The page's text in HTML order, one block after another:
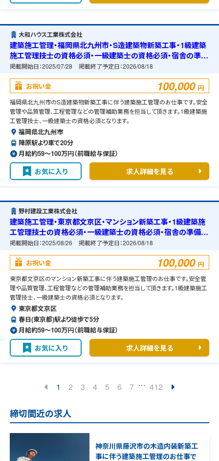
大和ハウス工業株式会社
建築施工管理・福岡県北九州市・S造建築物新築工事・1級建築
施工管理技士の資格必須・一級建築士の資格必須・宿舎の準備
可能
掲載開始日：2025/07/28 掲載終了予定日：2026/08/18
お祝い金 100,000 円
福岡県北九州市のS造建築物新築工事に伴う建築施工管理のお仕事です。安全
管理や品質管理、工程管理などの管理補助業務を担当して頂きます。1級建築施
工管理技士、一級建築士の資格必須となります。
福岡県北九州市
陣原駅より車で20分
月給約59〜100万円（前職給与保証）
お気に入り 求人詳細を見る
野村建設工業株式会社
建築施工管理・東京都文京区・マンション新築工事・1級建築施
工管理技士の資格必須・一級建築士の資格必須・宿舎の準備可
能
掲載開始日：2025/08/26 掲載終了予定日：2026/08/18
お祝い金 100,000 円
東京都文京区のマンション新築工事に伴う建築施工管理のお仕事です。安全管
理や品質管理、工程管理などの管理補助業務を担当して頂きます。1級建築施工
管理技士、一級建築士の資格必須となります。
東京都文京区
春日(東京都)駅より徒歩で5分
月給約59〜100万円（前職給与保証）
お気に入り 求人詳細を見る
1 2 3 4 5 6 7 … 412
締切間近の求人
神奈川県藤沢市の木造内装新築工
事に伴う建築施工管理のお仕事で